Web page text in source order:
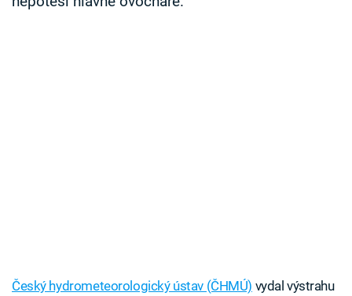
Český hydrometeorologický ústav (ČHMÚ) vydal výstrahu